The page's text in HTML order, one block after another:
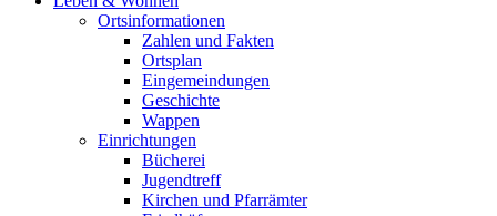
Ortsinformationen
Zahlen und Fakten
Ortsplan
Eingemeindungen
Geschichte
Wappen
Einrichtungen
Bücherei
Jugendtreff
Kirchen und Pfarrämter